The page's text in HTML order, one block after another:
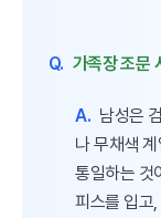
Q. 가족장 조문
A. 남성은
나 무채색
통일하는 것
피스를 입고